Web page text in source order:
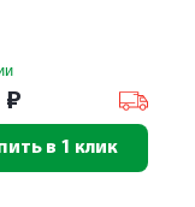
₽
в 1 клик